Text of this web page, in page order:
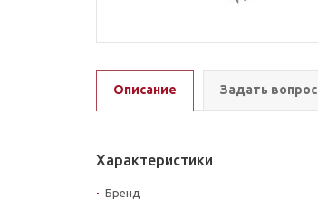
Описание Задать вопрос
Характеристики
Бренд